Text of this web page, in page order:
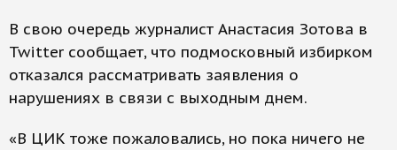
В свою очередь журналист Анастасия Зотова в
Twitter сообщает, что подмосковный избирком
отказался рассматривать заявления о
нарушениях в связи с выходным днем.
«В ЦИК тоже пожаловались, но пока ничего не